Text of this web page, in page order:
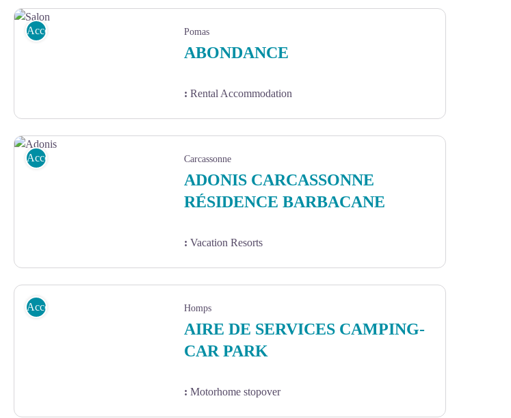
Accommodation Pomas
ABONDANCE
: Rental Accommodation
Accommodation Carcassonne
ADONIS CARCASSONNE
RÉSIDENCE BARBACANE
: Vacation Resorts
Accommodation Homps
AIRE DE SERVICES CAMPING-
CAR PARK
: Motorhome stopover